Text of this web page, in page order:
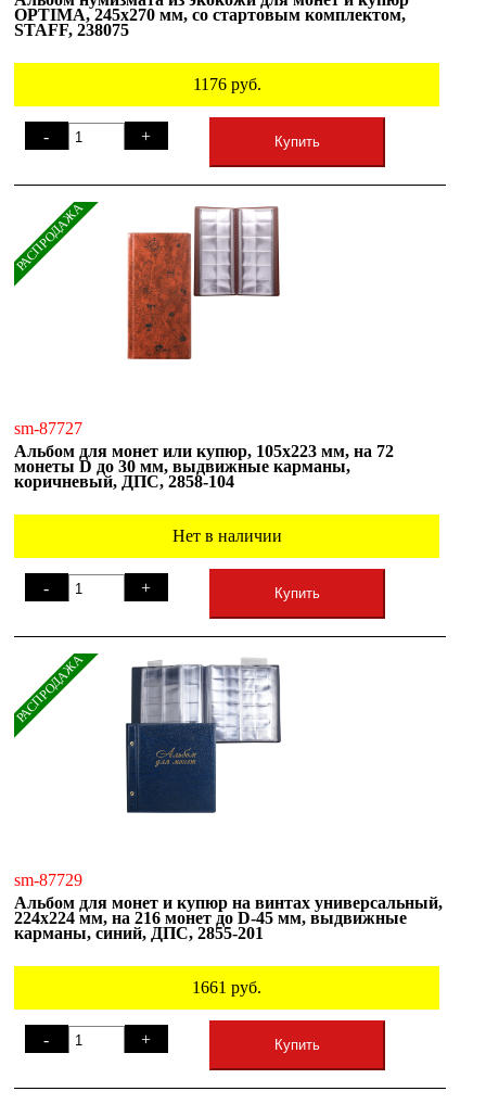
OPTIMA, 245х270 мм, со стартовым комплектом,
STAFF, 238075
1176руб.
- + Купить
РАСПРОДАЖА
sm-87727
Альбом для монет или купюр, 105х223 мм, на 72
монеты D до 30 мм, выдвижные карманы,
коричневый, ДПС, 2858-104
Нет в наличии
- + Купить
РАСПРОДАЖА
sm-87729
Альбом для монет и купюр на винтах универсальный,
224х224 мм, на 216 монет до D-45 мм, выдвижные
карманы, синий, ДПС, 2855-201
1661 руб.
- + Купить